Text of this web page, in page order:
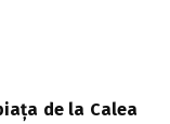
de la Calea